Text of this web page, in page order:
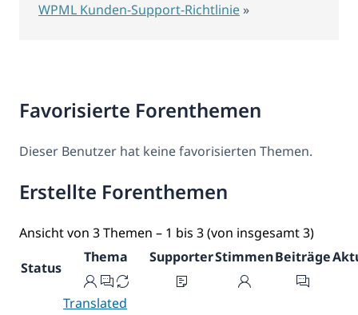
Favorisierte Forenthemen
Dieser Benutzer hat keine favorisierten Themen.
Erstellte Forenthemen
Ansicht von 3 Themen – 1 bis 3 (von insgesamt 3)
Status
Thema SupporterStimmenBeiträge
Translated
WPML Kunden-Support-Richtlinie »